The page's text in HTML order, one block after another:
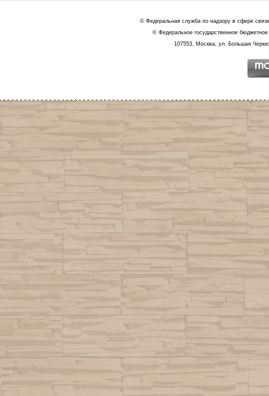
© Федеральная служба по надзору в сфере
© Федеральное государственное
107553, Москва, ул. Большая